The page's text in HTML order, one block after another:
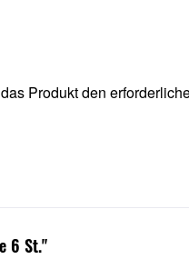
Produkt den
6 St."